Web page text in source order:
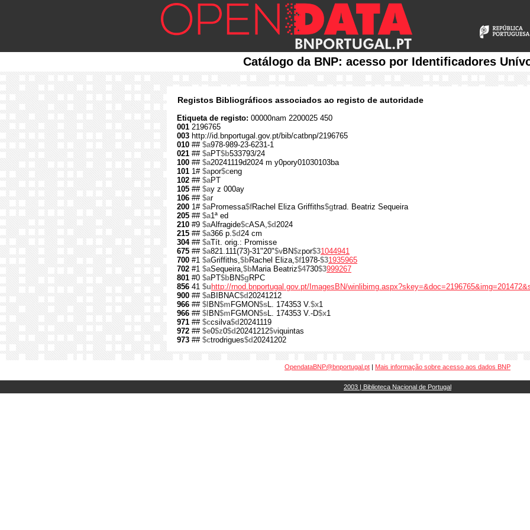
Catálogo da BNP: acesso por Identificadores
Registos Bibliográficos associados ao registo de autoridade
Etiqueta de registo: 00000nam 2200025 450
001 2196765
003 http://id.bnportugal.gov.pt/bib/catbnp/2196765
010 ## $a978-989-23-6231-1
021 ## $aPT$b533793/24
100 ## $a20241119d2024 m y0pory01030103ba
101 1# $apor$ceng
102 ## $aPT
105 ## $ay z 000ay
106 ## $ar
200 1# $aPromessa$fRachel Eliza Griffiths$gtrad. Beatriz Sequeira
205 ## $a1ª ed
210 #9 $aAlfragide$cASA,$d2024
215 ## $a366 p.$d24 cm
304## $aTít. orig.: Promisse
675 ## $a821.111(73)-31"20"$vBN$zpor$31044941
700 #1 $aGriffiths,$bRachel Eliza,$f1978-$31935965
702 #1 $aSequeira,$bMaria Beatriz$4730$3999267
801 #0 $aPT$bBN$g RPC
856 41 $u http://rnod.bnportugal.gov.pt/ImagesBN/
900 ## $aBIBNAC$d20241212
966 ## $l BN$m FGMON$sL. 174353 V.$x1
966 ## $l BN$m FGMON$sL. 174353 V.-D$x1
971 ## $ccsilva$d20241119
972 ## $e0$z0$d20241212$viquintas
973 ## $ctrodrigues$d20241202
OpendataBNP@bnportugal.pt | Mais informação sobre acesso aos dados BNP
2003 | Biblioteca Nacional de Portugal